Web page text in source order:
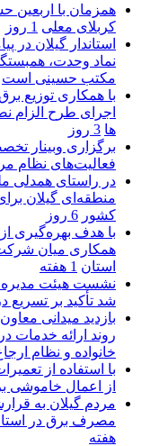
همزمان با اربعین
کربلای معلی 1 روز
استاندار گیلان در
نماد وحدت،
مکتب حسینی است
با همکاری توزیع
اجرای طرح الزام
ها 3 روز
برگزاری وبینار
فعالیت‌های نظام
در راستای همدلی
منطقه‌ای گیلان
كشور 6 روز
با هدف بهره‌گیری
همكاری میان شركت
استان 1 هفته
نشست هیئت مدیره
شد تأکید بر تسریع
بازدید میدانی
روند ارائه خدمات
خانواده و نظام
از اعمال خاموشی
مردم گیلان به
مصرف برق در استان با پویش
هفته